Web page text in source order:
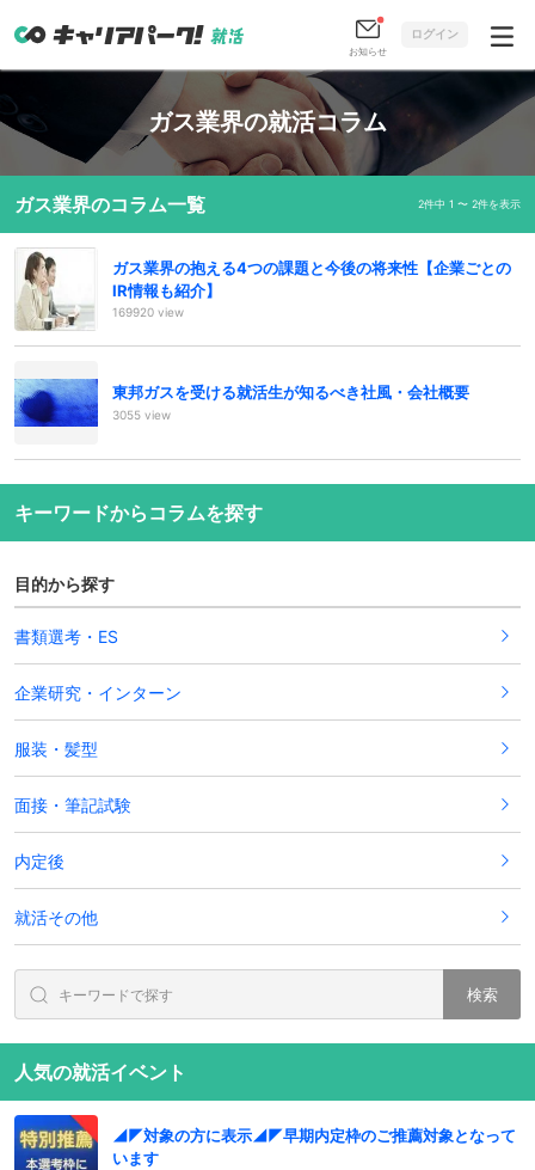
お知らせ
ログイン
ガス業界の就活コラム
ガス業界のコラム一覧 2件中 1 〜 2件を表示
ガス業界の抱える4つの課題と今後の将来性【企業ごとの
IR情報も紹介】
169920 view
東邦ガスを受ける就活生が知るべき社風・会社概要
3055 view
キーワードからコラムを探す
目的から探す
書類選考・ES
企業研究・インターン
服装・髪型
面接・筆記試験
内定後
就活その他
検索
人気の就活イベント
◢◤対象の方に表示◢◤早期内定枠のご推薦対象となって
います